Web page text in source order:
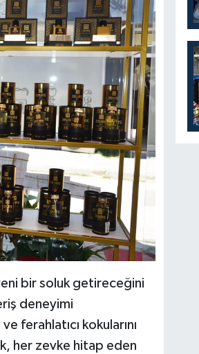
bir soluk getireceğini
deneyimi
ferahlatıcı kokularını
her zevke hitap eden